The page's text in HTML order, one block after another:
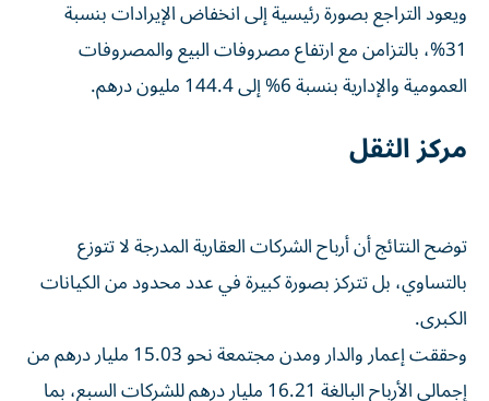
ويعود التراجع بصورة رئيسية إلى انخفاض الإيرادات بنسبة
31%، بالتزامن مع ارتفاع مصروفات البيع والمصروفات
العمومية والإدارية بنسبة 6% إلى 144.4 مليون درهم.
مركز الثقل
توضح النتائج أن أرباح الشركات العقارية المدرجة لا تتوزع
بالتساوي، بل تتركز بصورة كبيرة في عدد محدود من الكيانات
الكبرى.
وحققت إعمار والدار ومدن مجتمعة نحو 15.03 مليار درهم من
إجمالي الأرباح البالغة 16.21 مليار درهم للشركات السبع، بما